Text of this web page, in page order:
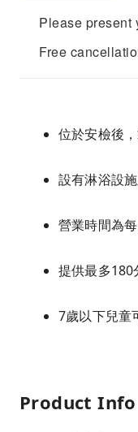
Please present
Free
位於安檢後
設有淋浴設
營業時間為
提供最多180
7歲以下兒童
Product Info